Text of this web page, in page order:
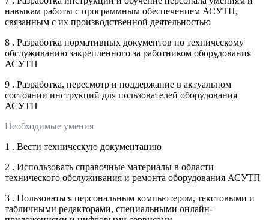
навыкам работы с программным обеспечением АСУТП,
связанным с их производственной деятельностью
8 . Разработка нормативных документов по техническому
обслуживанию закрепленного за работником оборудования
АСУТП
9 . Разработка, пересмотр и поддержание в актуальном
состоянии инструкций для пользователей оборудования
АСУТП
Необходимые умения
1 . Вести техническую документацию
2 . Использовать справочные материалы в области
технического обслуживания и ремонта оборудования АСУТП
3 . Пользоваться персональным компьютером, текстовыми и
табличными редакторами, специальными онлайн-